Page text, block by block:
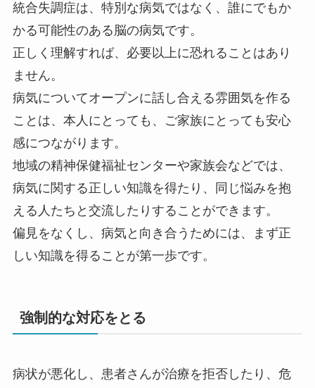
統合失調症は、特別な病気ではなく、誰にでもか
かる可能性のある脳の病気です。
正しく理解すれば、必要以上に恐れることはあり
ません。
病気についてオープンに話し合える雰囲気を作る
ことは、本人にとっても、ご家族にとっても安心
感につながります。
地域の精神保健福祉センターや家族会などでは、
病気に関する正しい知識を得たり、同じ悩みを抱
える人たちと交流したりすることができます。
偏見をなくし、病気と向き合うためには、まず正
しい知識を得ることが第一歩です。
強制的な対応をとる
病状が悪化し、患者さんが治療を拒否したり、危